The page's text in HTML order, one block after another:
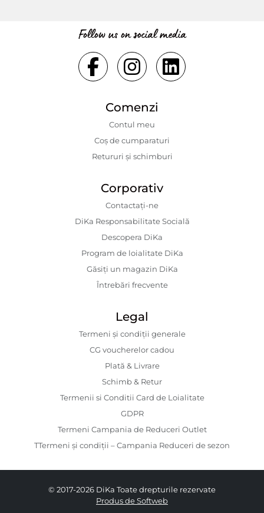
Follow us on social media
Comenzi
Contul meu
Coș de cumparaturi
Retururi și schimburi
Corporativ
Contactaţi-ne
DiKa Responsabilitate Socială
Descopera DiKa
Program de loialitate DiKa
Găsiți un magazin DiKa
Întrebări frecvente
Legal
Termeni și condiții generale
CG voucherelor cadou
Plată & Livrare
Schimb & Retur
Termenii si Conditii Card de Loialitate
GDPR
Termeni Campania de Reduceri Outlet
TTermeni și condiții – Campania Reduceri de sezon
© 2017-2026 DiKa Toate drepturile rezervate
Produs de Softweb